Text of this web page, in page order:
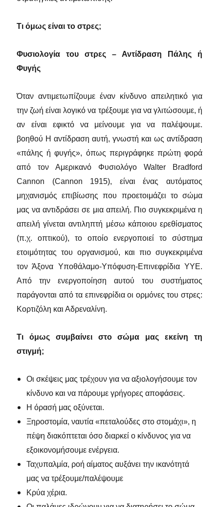
Τι όμως είναι το στρες;
Φυσιολογία του στρες – Αντίδραση Πάλης ή
Φυγής
Όταν αντιμετωπίζουμε έναν κίνδυνο απειλητικό για
την ζωή είναι λογικό να τρέξουμε για να γλιτώσουμε, ή
αν είναι εφικτό να μείνουμε για να παλέψουμε.
βοηθού Η αντίδραση αυτή, γνωστή και ως αντίδραση
«πάλης ή φυγής», όπως περιγράφηκε πρώτη φορά
από τον Αμερικανό Φυσιολόγο Walter Bradford
Cannon (Cannon 1915), είναι ένας αυτόματος
μηχανισμός επιβίωσης που προετοιμάζει το σώμα
μας να αντιδράσει σε μια απειλή. Πιο συγκεκριμένα η
απειλή γίνεται αντιληπτή μέσω κάποιου ερεθίσματος
(π.χ. οπτικού), το οποίο ενεργοποιεί το σύστημα
ετοιμότητας του οργανισμού, και πιο συγκεκριμένα
τον Άξονα Υποθάλαμο-Υπόφυση-Επινεφρίδια ΥΥΕ.
Από την ενεργοποίηση αυτού του συστήματος
παράγονται από τα επινεφρίδια οι ορμόνες του στρες:
Κορτιζόλη και Αδρεναλίνη.
Tι όμως συμβαίνει στο σώμα μας εκείνη τη
στιγμή;
Οι σκέψεις μας τρέχουν για να αξιολογήσουμε τον
κίνδυνο και να πάρουμε γρήγορες αποφάσεις.
Η όρασή μας οξύνεται.
Ξηροστομία, ναυτία «πεταλούδες στο στομάχι», η
πέψη διακόπτεται όσο διαρκεί ο κίνδυνος για να
εξοικονομήσουμε ενέργεια.
Ταχυπαλμία, ροή αίματος αυξάνει την ικανότητά
μας να τρέξουμε/παλέψουμε
Κρύα χέρια.